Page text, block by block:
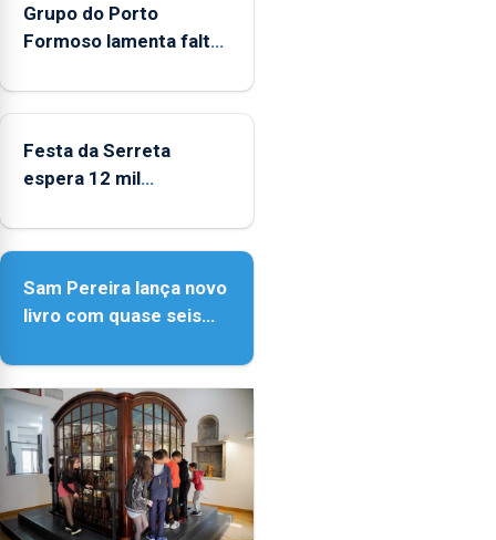
Grupo do Porto
Formoso lamenta falta
folclore
Festa da Serreta
espera 12 mil
Sam Pereira lança novo
livro com quase seis